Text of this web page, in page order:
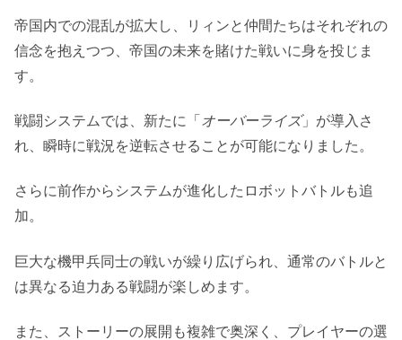
帝国内での混乱が拡大し、リィンと仲間たちはそれぞれの
信念を抱えつつ、帝国の未来を賭けた戦いに身を投じま
す。
戦闘システムでは、新たに「 オーバーライズ」が導入さ
れ、瞬時に戦況を逆転させることが可能になりました。
さらに前作からシステムが進化したロボットバトルも追
加。
巨大な機甲兵同士の戦いが繰り広げられ、通常のバトルと
は異なる迫力ある戦闘が楽しめます。
また、ストーリーの展開も複雑で奥深く、プレイヤーの選